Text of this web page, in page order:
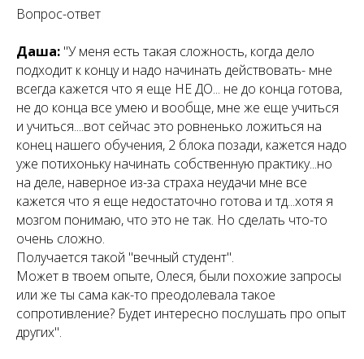
Вопрос-ответ
Даша: "У меня есть такая сложность, когда дело
подходит к концу и надо начинать действовать- мне
всегда кажется что я еще НЕ ДО... не до конца готова,
не до конца все умею и вообще, мне же еще учиться
и учиться....вот сейчас это ровненько ложиться на
конец нашего обучения, 2 блока позади, кажется надо
уже потихоньку начинать собственную практику...но
на деле, наверное из-за страха неудачи мне все
кажется что я еще недостаточно готова и тд...хотя я
мозгом понимаю, что это не так. Но сделать что-то
очень сложно.
Получается такой "вечный студент".
Может в твоем опыте, Олеся, были похожие запросы
или же ты сама как-то преодолевала такое
сопротивление? Будет интересно послушать про опыт
других".